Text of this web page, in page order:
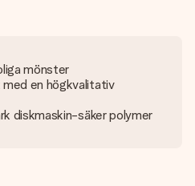
mönster
en högkvalitativ
diskmaskin-säker polymer